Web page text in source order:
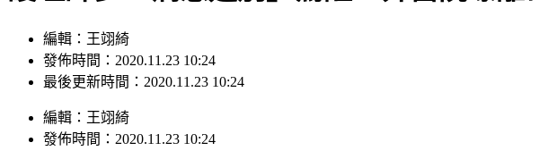
編輯：王翊綺
發佈時間：2020.11.23 10:24
最後更新時間：2020.11.23 10:24
編輯 ： 王翊綺
發佈時間： 2020.11.23 10:24